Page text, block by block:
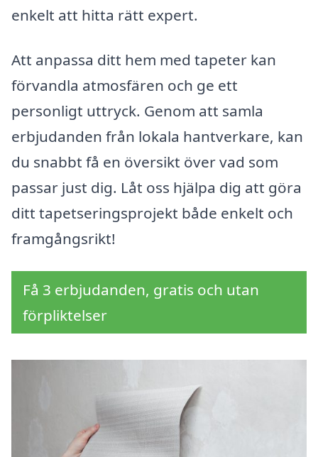
enkelt att hitta rätt expert.
Att anpassa ditt hem med tapeter kan
förvandla atmosfären och ge ett
personligt uttryck. Genom att samla
erbjudanden från lokala hantverkare, kan
du snabbt få en översikt över vad som
passar just dig. Låt oss hjälpa dig att göra
ditt tapetseringsprojekt både enkelt och
framgångsrikt!
Få 3 erbjudanden, gratis och utan
förpliktelser